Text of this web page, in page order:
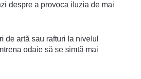
despre a provoca iluzia de mai
de artă sau rafturi la nivelul
odaie să se simtă mai